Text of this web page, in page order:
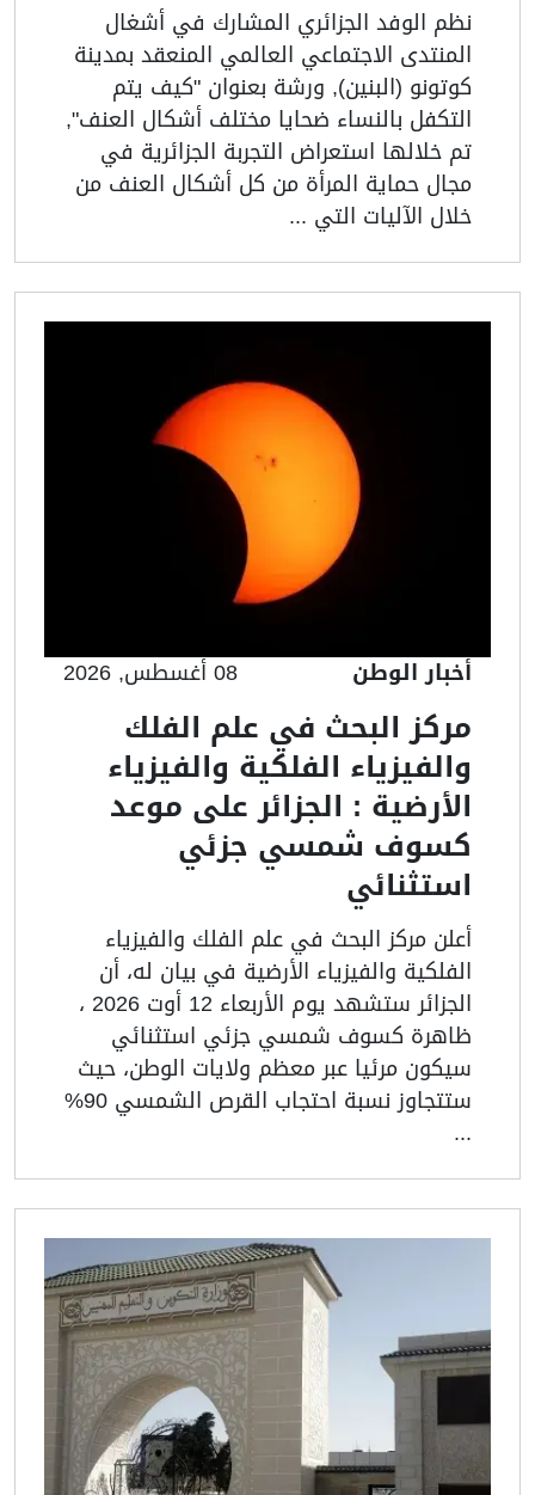
نظم الوفد الجزائري المشارك في أشغال
المنتدى الاجتماعي العالمي المنعقد بمدينة
كوتونو (البنين), ورشة بعنوان "كيف يتم
التكفل بالنساء ضحايا مختلف أشكال العنف",
تم خلالها استعراض التجربة الجزائرية في
مجال حماية المرأة من كل أشكال العنف من
خلال الآليات التي ...
أخبار الوطن 08 أغسطس, 2026
مركز البحث في علم الفلك
والفيزياء الفلكية والفيزياء
الأرضية : الجزائر على موعد
كسوف شمسي جزئي
استثنائي
أعلن مركز البحث في علم الفلك والفيزياء
الفلكية والفيزياء الأرضية في بيان له، أن
الجزائر ستشهد يوم الأربعاء 12 أوت 2026 ،
ظاهرة كسوف شمسي جزئي استثنائي
سيكون مرئيا عبر معظم ولايات الوطن، حيث
ستتجاوز نسبة احتجاب القرص الشمسي 90%
...